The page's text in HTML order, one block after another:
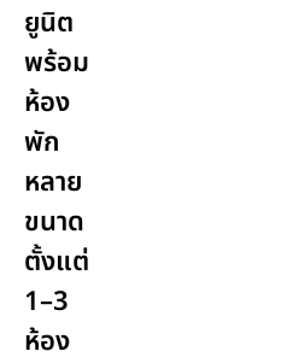
ยูนิต
พร้อม
ห้อง
พัก
หลาย
ขนาด
ตั้งแต่
1–3
ห้อง